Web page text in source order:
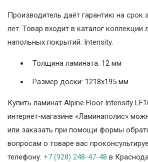
Производитель даёт гарантию на срок
лет. Товар входит в каталог коллекции
напольных покрытий: Intensity.
Толщина ламината: 12 мм
Размер доски: 1218х195 мм
Купить ламинат Alpine Floor Intensity
интернет-магазине «Ламинаполис»
или заказать при помощи формы
вопросам о товаре вас
телефону: +7 (928) 248-47-48 в